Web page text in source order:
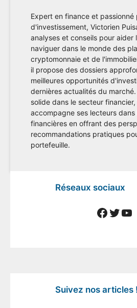
Expert en finance et
d'investissement, Victorien
analyses et conseils pour aider
naviguer dans le monde des
cryptomonnaie et de
il propose des dossiers
meilleures opportunités
dernières actualités du
solide dans le secteur
accompagne ses lecteurs dans
financières en offrant des
recommandations pratiques
portefeuille.
Réseaux sociaux
Suivez nos articles !